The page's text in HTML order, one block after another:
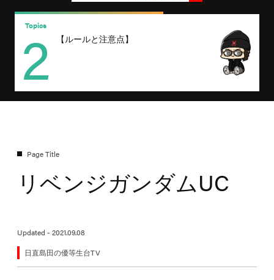
【ルールと注意点】
Topics
2
リベンジガンダムUC
Updated - 2021.09.08
日直島田の優等生台TV